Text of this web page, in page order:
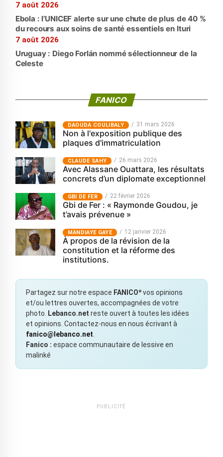
7 août 2026
Ebola : l’UNICEF alerte sur une chute de plus de 40 %
du recours aux soins de santé essentiels en Ituri
7 août 2026
Uruguay : Diego Forlán nommé sélectionneur de la
Celeste
FANICO
‎DAOUDA COULIBALY 31 mars 2026
Non à l'exposition publique des
plaques d'immatriculation
CLAUDE SAHY 26 mars 2026
Avec Alassane Ouattara, les résultats
concrets d’un diplomate exceptionnel
GBI DE FER 22 février 2026
Gbi de Fer : « Raymonde Goudou, je
t’avais prévenue »
MANDIAYE GAYE 12 janvier 2026
À propos de la révision de la
constitution et la réforme des
institutions.
Partagez sur notre espace FANICO*vos opinions
et/ou lettres ouvertes, accompagnées de votre
photo.
Lebanco.net reste ouvert à toutes les idées
et opinions. Contactez-nous en nous écrivant à
fanico@lebanco.net
Fanico : espace communautaire de lessive en
malinké
PUBLICITÉ